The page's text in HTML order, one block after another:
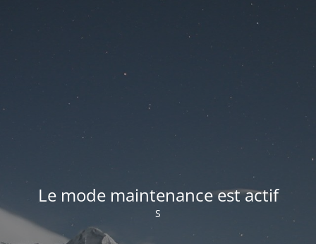
Le mode maintenance est actif
S